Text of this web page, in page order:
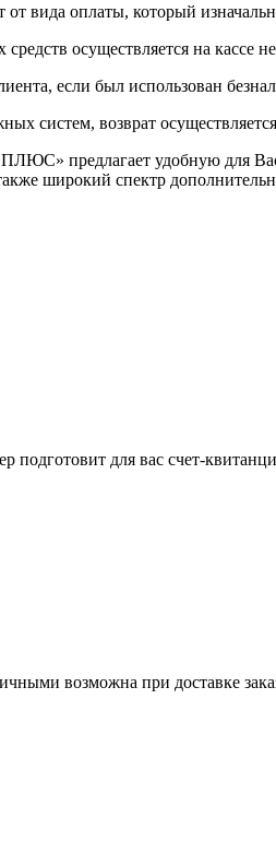
от вида оплаты, который
осуществляется на кассе
если был использован
систем, возврат
удобную для Вас
широкий спектр
подготовит для вас счет-
возможна при доставке